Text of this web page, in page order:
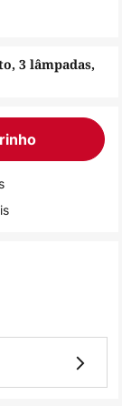
3 lâmpadas,